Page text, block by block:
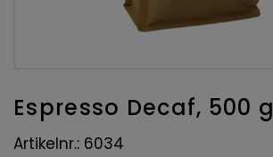
Espresso Decaf, 500 g
Artikelnr.: 6034